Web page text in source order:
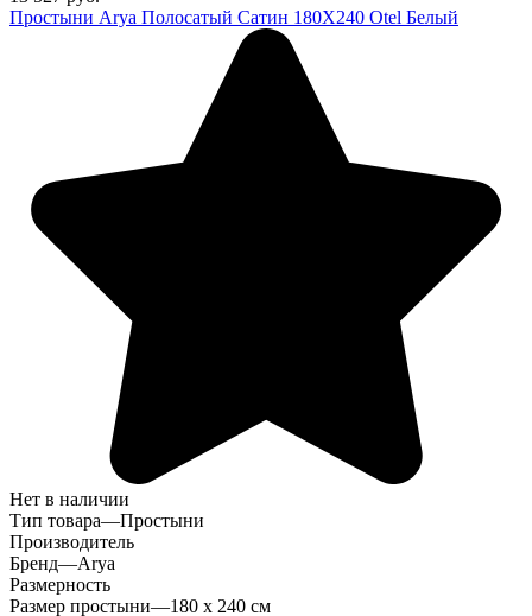
Простыни Arya Полосатый Сатин 180X240 Otel Белый
Нет в наличии
Тип товара—Простыни
Производитель
Бренд—Arya
Размерность
Размер простыни—180 х 240 см